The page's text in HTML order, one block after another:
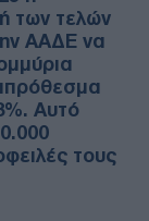
των τελών
ΑΑΔΕ να
Αυτό
τους